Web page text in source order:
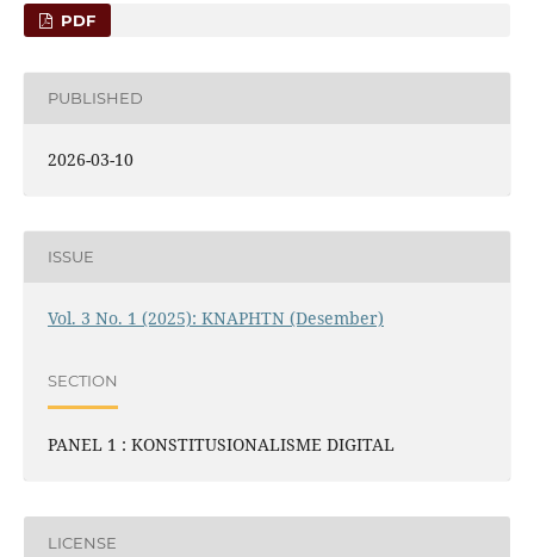
PDF
PUBLISHED
2026-03-10
ISSUE
Vol. 3 No. 1 (2025): KNAPHTN (Desember)
SECTION
PANEL 1 : KONSTITUSIONALISME DIGITAL
LICENSE